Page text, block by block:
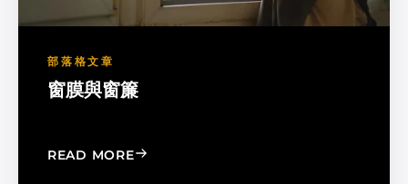
部落格文章
窗膜與窗簾
READ MORE: WINDOW FILM VS. WINDOW